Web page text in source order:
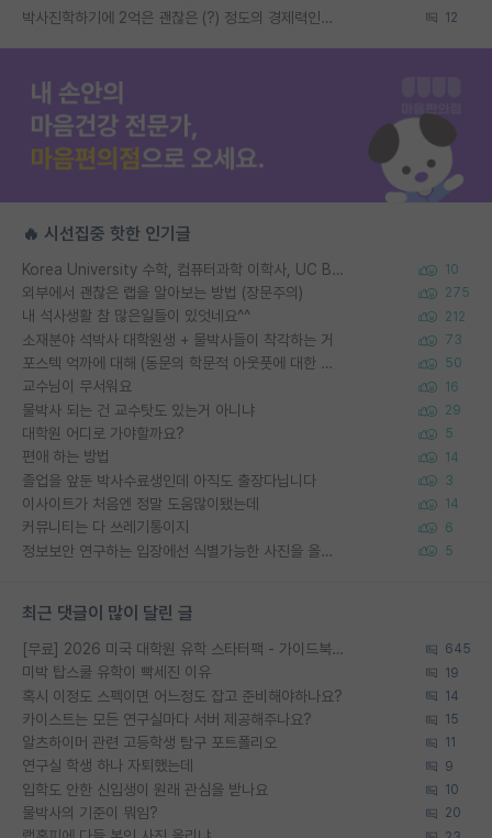
박사진학하기에 2억은 괜찮은 (?) 정도의 경제력인가요 12
🔥 시선집중 핫한 인기글
Korea University 수학, 컴퓨터과학 이학사, UC Berkeley 산업공학 대학원 공학박사가 되는 것은 쉽지 않겠죠? 10
외부에서 괜찮은 랩을 알아보는 방법 (장문주의) 275
내 석사생활 참 많은일들이 있엇네요^^ 212
소재분야 석박사 대학원생 + 물박사들이 착각하는 거 73
포스텍 억까에 대해 (동문의 학문적 아웃풋에 대한 반박) 50
교수님이 무서워요 16
물박사 되는 건 교수탓도 있는거 아니냐 29
대학원 어디로 가야할까요? 5
편애 하는 방법 14
졸업을 앞둔 박사수료생인데 아직도 출장다닙니다 3
이사이트가 처음엔 정말 도움많이됐는데 14
커뮤니티는 다 쓰레기통이지 6
정보보안 연구하는 입장에선 식별가능한 사진을 올리는건 비추이긴함 5
최근 댓글이 많이 달린 글
[무료] 2026 미국 대학원 유학 스타터팩 - 가이드북 & 합격자 컨택메일 템플릿 645
미박 탑스쿨 유학이 빡세진 이유 19
혹시 이정도 스펙이면 어느정도 잡고 준비해야하나요? 14
카이스트는 모든 연구실마다 서버 제공해주나요? 15
알츠하이머 관련 고등학생 탐구 포트폴리오 11
연구실 학생 하나 자퇴했는데 9
입학도 안한 신입생이 원래 관심을 받나요 10
물박사의 기준이 뭐임? 20